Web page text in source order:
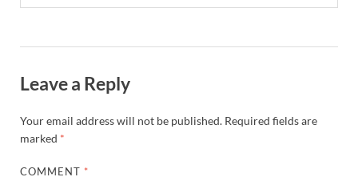
Leave a Reply
Your email address will not be published. Required fields are
marked *
COMMENT *